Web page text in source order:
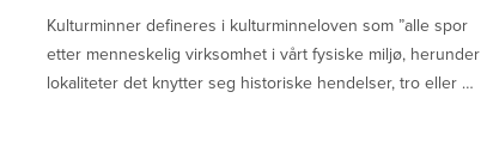
Kulturminner defineres i kulturminneloven som ”alle spor
etter menneskelig virksomhet i vårt fysiske miljø, herunder
lokaliteter det knytter seg historiske hendelser, tro eller …